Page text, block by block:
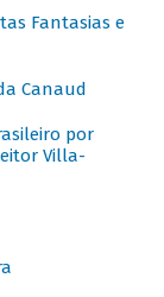
Fantasias e
Canaud
por
Villa-